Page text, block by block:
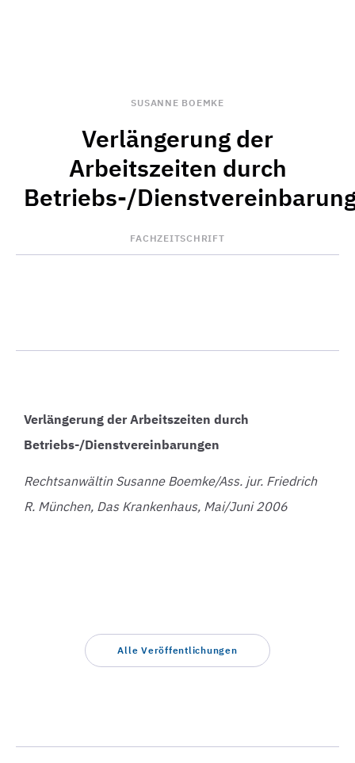
SUSANNE BOEMKE
Verlängerung der
Arbeitszeiten durch
Betriebs-/
FACHZEITSCHRIFT
Verlängerung der Arbeitszeiten durch
Betriebs-/Dienstvereinbarungen
Rechtsanwältin Susanne Boemke/Ass. jur. Friedrich
R. München, Das Krankenhaus, Mai/Juni 2006
Alle Veröffentlichungen